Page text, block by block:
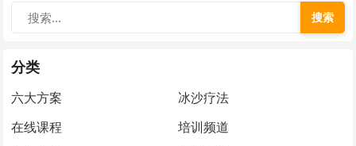
搜索
分类
六大方案
冰沙疗法
在线课程
培训频道